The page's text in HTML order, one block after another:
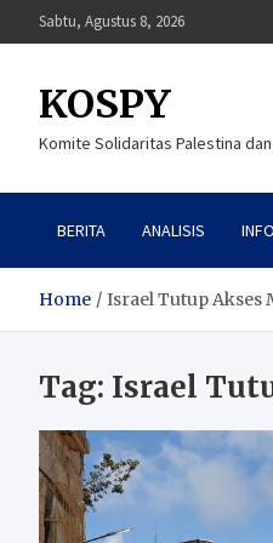
to
Sabtu, Agustus 8, 2026
KOSPY
Komite Solidaritas Palestina dan
BERITA ANALISIS
Home Israel Tutup Akses
Tag: Israel